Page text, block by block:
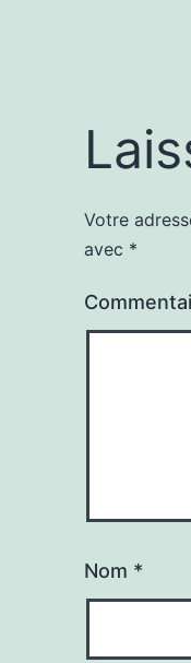
Votre
avec *
Nom *